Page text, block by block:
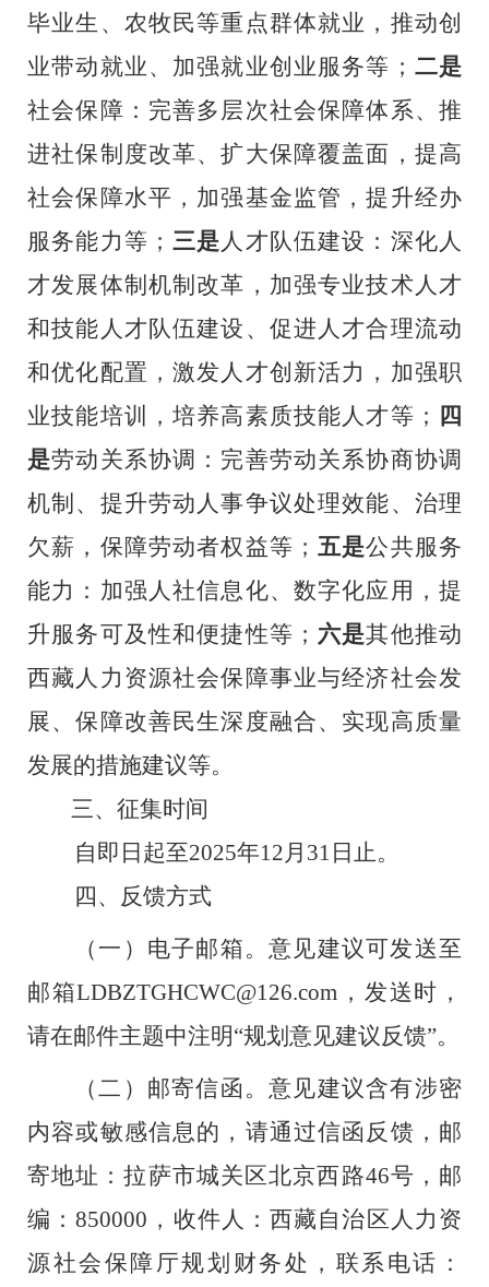
毕业生、农牧民等重点群体就业，推动创
业带动就业、加强就业创业服务等； 二是
社会保障：完善多层次社会保障体系、推
进社保制度改革、扩大保障覆盖面，提高
社会保障水平，加强基金监管，提升经办
服务能力等； 三是人才队伍建设：深化人
才发展体制机制改革，加强专业技术人才
和技能人才队伍建设、促进人才合理流动
和优化配置，激发人才创新活力，加强职
业技能培训，培养高素质技能人才等；
四
是劳动关系协调：完善劳动关系协商协调
机制、提升劳动人事争议处理效能、治理
欠薪，保障劳动者权益等； 五是公共服务
能力：加强人社信息化、数字化应用，提
升服务可及性和便捷性等； 六是其他推动
西藏人力资源社会保障事业与经济社会发
展、保障改善民生深度融合、实现高质量
发展的措施建议等。
三、 征集时间
自即日起至2025年12月 31 日止。
四、反馈方式
（一）电子邮箱。意见建议可发送至
邮箱LDBZTGHCWC@126.com ，发送时，
请在邮件主题中注明“规划意见建议反馈”。
（二）邮寄信函。意见建议含有涉密
内容或敏感信息的，请通过信函反馈，邮
寄地址：拉萨市城关区北京西路46号，邮
编：850000 ，收件人：西藏自治区人力资
源社会保障厅规划财务处，联系电话：